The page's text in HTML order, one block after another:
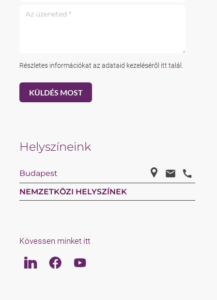
Részletes információkat az adataid kezeléséről itt talál.
Helyszíneink
Budapest
NEMZETKÖZI HELYSZÍNEK
Kövessen minket itt
LinkedinFacebookYoutube